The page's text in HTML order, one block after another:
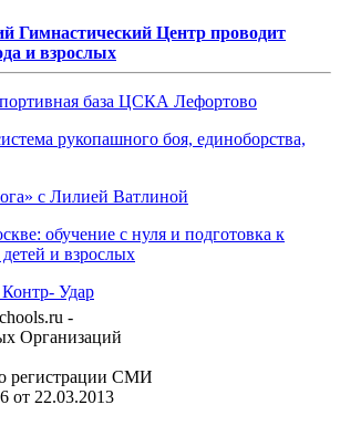
Гимнастический Центр проводит
и взрослых
база ЦСКА Лефортово
рукопашного боя, единоборства,
с Лилией Ватлиной
обучение с нуля и подготовка к
и взрослых
Удар
-
Организаций
регистрации СМИ
22.03.2013